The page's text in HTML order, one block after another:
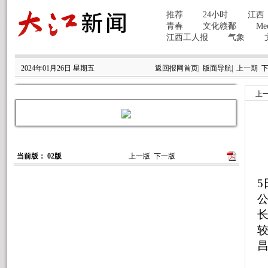
2024年01月26日 星期五 返回报网首页| 版面导航| 上一期
当前版： 02版 上一版 下一版
上
5